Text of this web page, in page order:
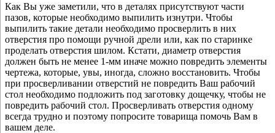
Как Вы уже заметили, что в деталях присутствуют части
пазов, которые необходимо выпилить изнутри. Чтобы
выпилить такие детали необходимо просверлить в них
отверстия про помощи ручной дрели или, как по старинке
проделать отверстия шилом. Кстати, диаметр отверстия
должен быть не менее 1-мм иначе можно повредить элементы
чертежа, которые, увы, иногда, сложно восстановить. Чтобы
при просверливании отверстий не повредить Ваш рабочий
стол необходимо подложить под заготовку дощечку, чтобы не
повредить рабочий стол. Просверливать отверстия одному
всегда трудно и поэтому попросите товарища помочь Вам в
вашем деле.